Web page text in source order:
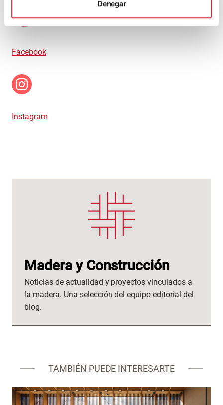
Denegar
Facebook
Instagram
Madera y Construcción
Noticias de actualidad y proyectos vinculados a
la madera. Una selección del equipo editorial del
blog.
TAMBIÉN PUEDE INTERESARTE